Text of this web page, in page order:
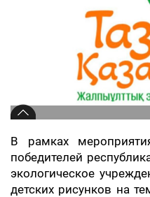
В рамках
победителей
экологическое
детских рисунков на